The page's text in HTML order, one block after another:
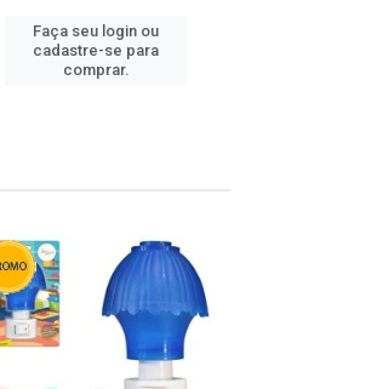
Faça seu login ou
cadastre-se para
comprar.